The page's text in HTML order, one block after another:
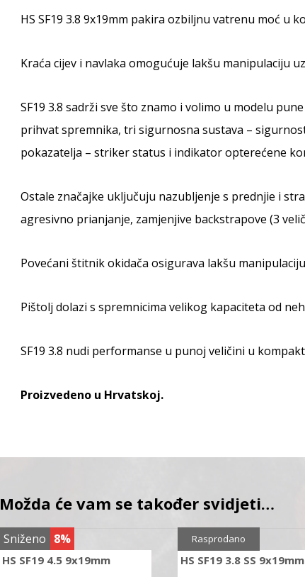
HS SF19 3.8 9x19mm pakira ozbiljnu vatrenu moć u
Kraća cijev i navlaka omogućuje lakšu manipulaciju
SF19 3.8 sadrži sve što znamo i volimo u modelu
prihvat spremnika, tri sigurnosna sustava –
pokazatelja – striker status i indikator opterećene
Ostale značajke uključuju nazubljenje s prednjie i
agresivno prianjanje, zamjenjive backstrapove (3
Povećani štitnik okidača osigurava lakšu
Pištolj dolazi s spremnicima velikog kapaciteta od
SF19 3.8 nudi performanse u punoj veličini u
Proizvedeno u Hrvatskoj.
Možda će vam se također svidjeti…
Sniženo 8%
HS SF19 4.5 9x19mm
Sniženo 5%
HS SF19 3.8 SS 9x19mm
Rasprodano